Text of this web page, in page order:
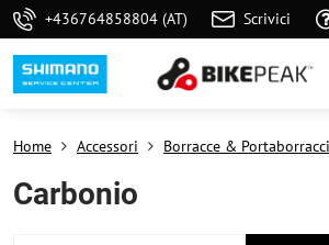
+436764858804 (AT) Scrivici
Home Accessori Borracce &
Carbonio